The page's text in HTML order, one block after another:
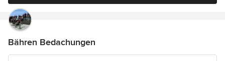
Bähren Bedachungen